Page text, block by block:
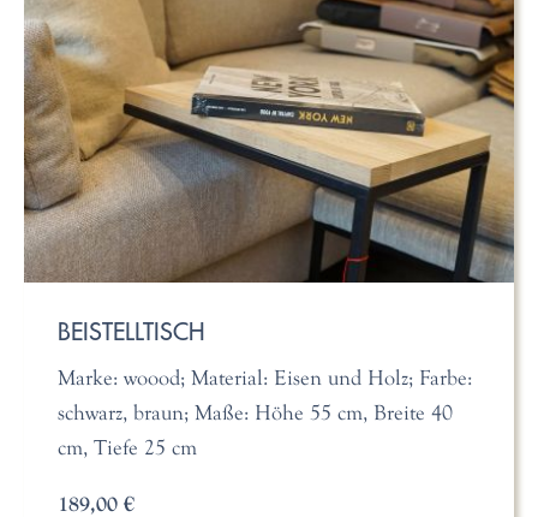
BEISTELLTISCH
Marke: woood; Material: Eisen und Holz; Farbe:
schwarz, braun; Maße: Höhe 55 cm, Breite 40
cm, Tiefe 25 cm
189,00 €